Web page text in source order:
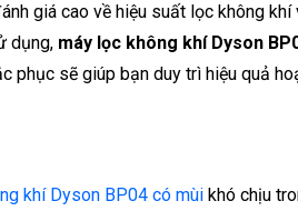
giá cao về hiệu suất lọc không khí
dụng, máy lọc không khí Dyson
phục sẽ giúp bạn duy trì hiệu quả
khí Dyson BP04 có mùi khó chịu